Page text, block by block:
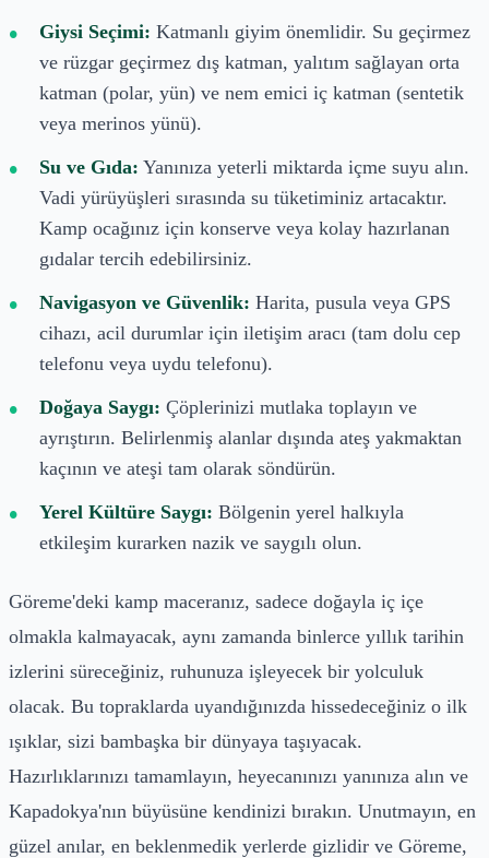
Giysi Seçimi: Katmanlı giyim önemlidir. Su geçirmez
ve rüzgar geçirmez dış katman, yalıtım sağlayan orta
katman (polar, yün) ve nem emici iç katman (sentetik
veya merinos yünü).
Su ve Gıda: Yanınıza yeterli miktarda içme suyu alın.
Vadi yürüyüşleri sırasında su tüketiminiz artacaktır.
Kamp ocağınız için konserve veya kolay hazırlanan
gıdalar tercih edebilirsiniz.
Navigasyon ve Güvenlik: Harita, pusula veya GPS
cihazı, acil durumlar için iletişim aracı (tam dolu cep
telefonu veya uydu telefonu).
Doğaya Saygı: Çöplerinizi mutlaka toplayın ve
ayrıştırın. Belirlenmiş alanlar dışında ateş yakmaktan
kaçının ve ateşi tam olarak söndürün.
Yerel Kültüre Saygı: Bölgenin yerel halkıyla
etkileşim kurarken nazik ve saygılı olun.
Göreme'deki kamp maceranız, sadece doğayla iç içe
olmakla kalmayacak, aynı zamanda binlerce yıllık tarihin
izlerini süreceğiniz, ruhunuza işleyecek bir yolculuk
olacak. Bu topraklarda uyandığınızda hissedeceğiniz o ilk
ışıklar, sizi bambaşka bir dünyaya taşıyacak.
Hazırlıklarınızı tamamlayın, heyecanınızı yanınıza alın ve
Kapadokya'nın büyüsüne kendinizi bırakın. Unutmayın, en
güzel anılar, en beklenmedik yerlerde gizlidir ve Göreme,